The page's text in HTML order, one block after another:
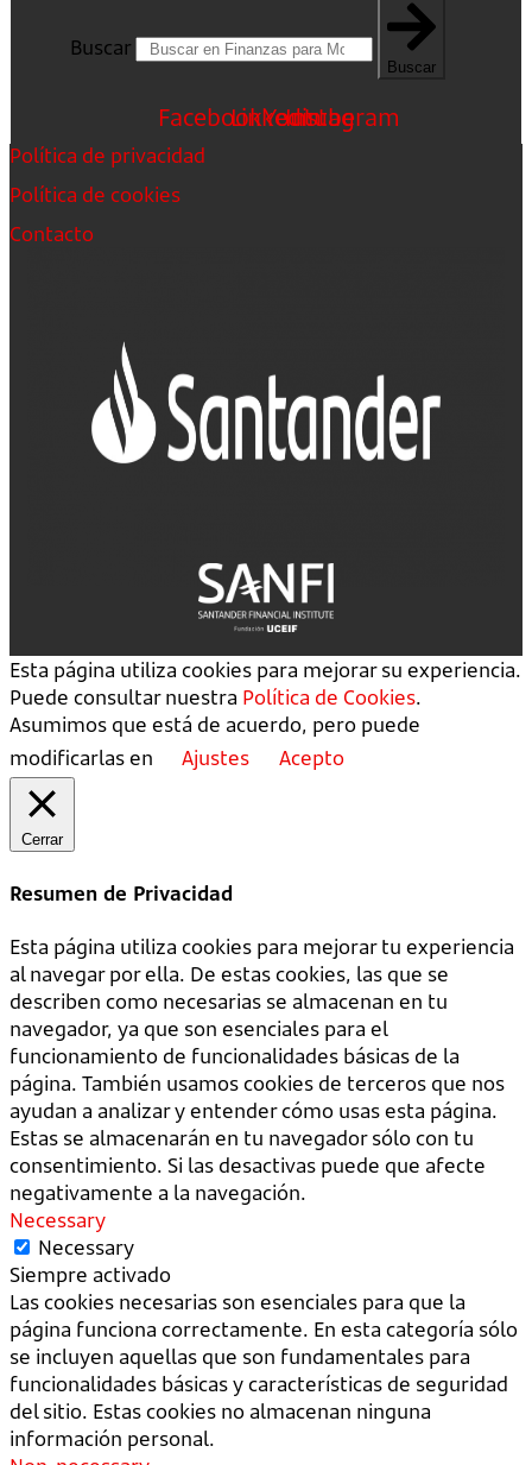
Buscar
Buscar
FacebookLinkedin
Youtube
Instagram
Política de privacidad
Política de cookies
Contacto
Esta página utiliza cookies para mejorar su experiencia.
Puede consultar nuestra Política de Cookies.
Asumimos que está de acuerdo, pero puede
modificarlas en
Ajustes Acepto
Cerrar
Resumen de Privacidad
Esta página utiliza cookies para mejorar tu experiencia
al navegar por ella. De estas cookies, las que se
describen como necesarias se almacenan en tu
navegador, ya que son esenciales para el
funcionamiento de funcionalidades básicas de la
página. También usamos cookies de terceros que nos
ayudan a analizar y entender cómo usas esta página.
Estas se almacenarán en tu navegador sólo con tu
consentimiento. Si las desactivas puede que afecte
negativamente a la navegación.
Necessary
Necessary
Siempre activado
Las cookies necesarias son esenciales para que la
página funciona correctamente. En esta categoría sólo
se incluyen aquellas que son fundamentales para
funcionalidades básicas y características de seguridad
del sitio. Estas cookies no almacenan ninguna
información personal.